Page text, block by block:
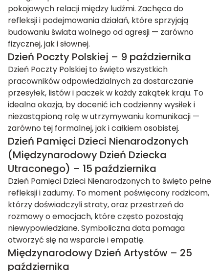
pokojowych relacji między ludźmi. Zachęca do
refleksji i podejmowania działań, które sprzyjają
budowaniu świata wolnego od agresji — zarówno
fizycznej, jak i słownej.
Dzień Poczty Polskiej – 9 października
Dzień Poczty Polskiej to święto wszystkich
pracowników odpowiedzialnych za dostarczanie
przesyłek, listów i paczek w każdy zakątek kraju. To
idealna okazja, by docenić ich codzienny wysiłek i
niezastąpioną rolę w utrzymywaniu komunikacji —
zarówno tej formalnej, jak i całkiem osobistej.
Dzień Pamięci Dzieci Nienarodzonych
(Międzynarodowy Dzień Dziecka
Utraconego) – 15 października
Dzień Pamięci Dzieci Nienarodzonych to święto pełne
refleksji i zadumy. To moment poświęcony rodzicom,
którzy doświadczyli straty, oraz przestrzeń do
rozmowy o emocjach, które często pozostają
niewypowiedziane. Symboliczna data pomaga
otworzyć się na wsparcie i empatię.
Międzynarodowy Dzień Artystów – 25
października